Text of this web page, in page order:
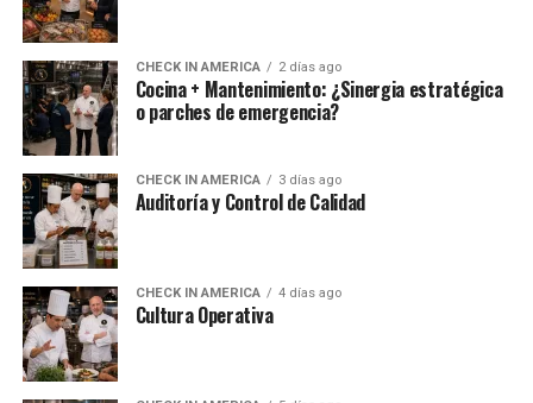
CHECK IN AMERICA 2 días ago
Cocina + Mantenimiento: ¿Sinergia estratégica
o parches de emergencia?
CHECK IN AMERICA 3 días ago
Auditoría y Control de Calidad
CHECK IN AMERICA 4 días ago
Cultura Operativa